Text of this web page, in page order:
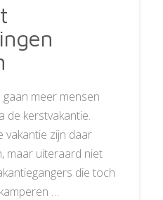
meer mensen
de kerstvakantie.
vakantie zijn daar
maar uiteraard niet
die toch
…